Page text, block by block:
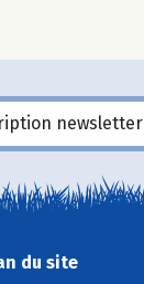
newsletter
du site